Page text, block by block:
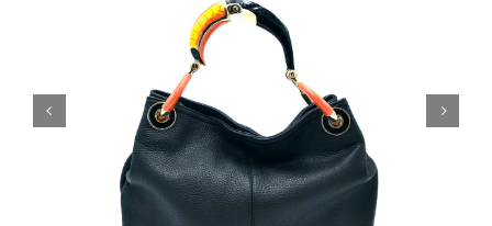
Orecchini
Cinture
A.B.